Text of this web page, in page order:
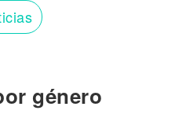
género